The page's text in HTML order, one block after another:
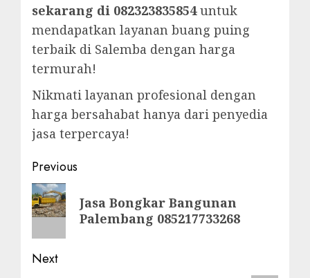
sekarang di 082323835854untuk
mendapatkan layanan buang puing
terbaik di Salemba dengan harga
termurah!
Nikmati layanan profesional dengan
harga bersahabat hanya dari penyedia
jasa terpercaya!
Post
navigation
Previous
Previous
post:
Jasa Bongkar Bangunan
Palembang 085217733268
Next